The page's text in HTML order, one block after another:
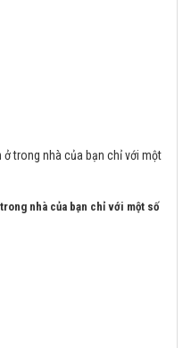
nhà của bạn chỉ với một số